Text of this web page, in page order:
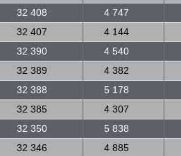
32 408 4 747
32 407 4 144
32 390 4 540
32 389 4 382
32 388 5 178
32 385 4 307
32 350 5 838
32 346 4 885